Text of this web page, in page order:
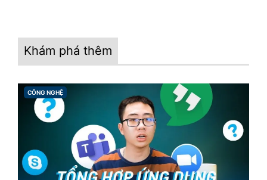
Khám phá thêm
CATEGORIES
CÔNG NGHỆ